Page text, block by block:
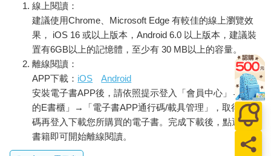
線上閱讀：
建議使用Chrome、Microsoft Edge 有較佳的線上瀏覽效
果， iOS 16 或以上版本，Android 6.0 以上版本，建議裝
置有6GB以上的記憶體，至少有 30 MB以上的容量。
離線閱讀：
APP下載： iOS
Android
安裝電子書APP後，請依照提示登入「會員中心」→「我
的E書櫃」→「電子書APP通行碼/載具管理」，取得通行
碼再登入下載您所購買的電子書。完成下載後，點選任一
書籍即可開始離線閱讀。